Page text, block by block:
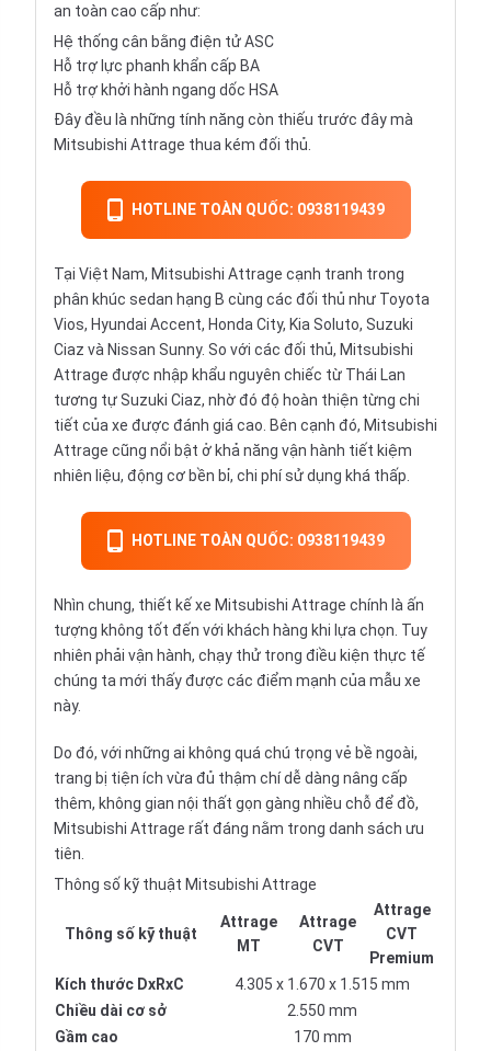
an toàn cao cấp như:
Hệ thống cân bằng điện tử ASC
Hỗ trợ lực phanh khẩn cấp BA
Hỗ trợ khởi hành ngang dốc HSA
Đây đều là những tính năng còn thiếu trước đây mà
Mitsubishi Attrage thua kém đối thủ.
HOTLINE TOÀN QUỐC: 0938119439
Tại Việt Nam, Mitsubishi Attrage cạnh tranh trong
phân khúc sedan hạng B cùng các đối thủ như Toyota
Vios, Hyundai Accent, Honda City, Kia Soluto, Suzuki
Ciaz và Nissan Sunny. So với các đối thủ, Mitsubishi
Attrage được nhập khẩu nguyên chiếc từ Thái Lan
tương tự Suzuki Ciaz, nhờ đó độ hoàn thiện từng chi
tiết của xe được đánh giá cao. Bên cạnh đó, Mitsubishi
Attrage cũng nổi bật ở khả năng vận hành tiết kiệm
nhiên liệu, động cơ bền bỉ, chi phí sử dụng khá thấp.
HOTLINE TOÀN QUỐC: 0938119439
Nhìn chung, thiết kế xe Mitsubishi Attrage chính là ấn
tượng không tốt đến với khách hàng khi lựa chọn. Tuy
nhiên phải vận hành, chạy thử trong điều kiện thực tế
chúng ta mới thấy được các điểm mạnh của mẫu xe
này.
Do đó, với những ai không quá chú trọng vẻ bề ngoài,
trang bị tiện ích vừa đủ thậm chí dễ dàng nâng cấp
thêm, không gian nội thất gọn gàng nhiều chỗ để đồ,
Mitsubishi Attrage rất đáng nằm trong danh sách ưu
tiên.
Thông số kỹ thuật Mitsubishi Attrage
Thông số kỹ thuật
Attrage
MT
Attrage
CVT
Attrage
CVT
Premium
Kích thước DxRxC
4.305 x 1.670 x 1.515 mm
Chiều dài cơ sở
2.550 mm
Gầm cao
170 mm